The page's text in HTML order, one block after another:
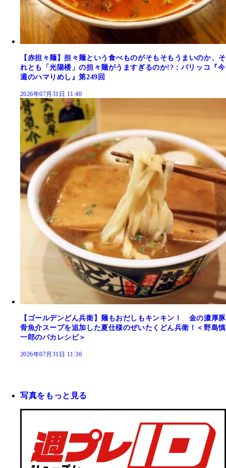
【赤担々麺】担々麺という食べものがそもそもうまいのか、そ
れとも「光陽楼」の担々麺がうますぎるのか!?：パリッコ『今
週のハマりめし』第249回
2026年07月31日 11:40
【ゴールデンどん兵衛】麺もおだしもキンキン！ 金の濃厚豚
骨魚介スープを追加した夏仕様のぜいたくどん兵衛！＜野島慎
一郎のバカレシピ＞
2026年07月31日 11:30
写真をもっと見る